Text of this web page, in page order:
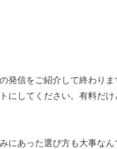
発信をご紹介して終わりま
にしてください。有料だ
にあった選び方も大事な